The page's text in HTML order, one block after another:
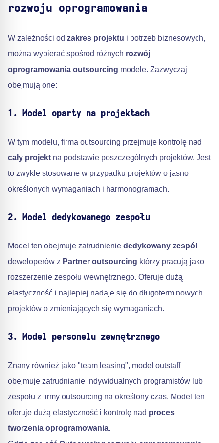
rozwoju oprogramowania
W zależności od zakres projektu i potrzeb biznesowych,
można wybierać spośród różnych rozwój
oprogramowania outsourcing modele. Zazwyczaj
obejmują one:
1. Model oparty na projektach
W tym modelu, firma outsourcing przejmuje kontrolę nad
cały projekt na podstawie poszczególnych projektów. Jest
to zwykle stosowane w przypadku projektów o jasno
określonych wymaganiach i harmonogramach.
2. Model dedykowanego zespołu
Model ten obejmuje zatrudnienie dedykowany zespół
deweloperów z Partner outsourcing którzy pracują jako
rozszerzenie zespołu wewnętrznego. Oferuje dużą
elastyczność i najlepiej nadaje się do długoterminowych
projektów o zmieniających się wymaganiach.
3. Model personelu zewnętrznego
Znany również jako "team leasing", model outstaff
obejmuje zatrudnianie indywidualnych programistów lub
zespołu z firmy outsourcing na określony czas. Model ten
oferuje dużą elastyczność i kontrolę nad proces
tworzenia oprogramowania.